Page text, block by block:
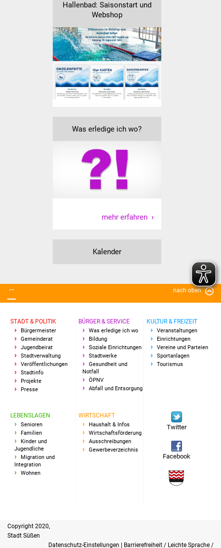
Sanierung Hallenbad
Sanierung Bizethalle
Ortsentwicklung
Presse
Bürger & Service
Lebenslagen
Formulare
Bürgerinfos
Kindergärten
Volkshochschule
Soziale Einrichtungen
Jugendhaus
Fachteam Jugend
Familienzentrum
Hallenbad: Saisonstart und
Webshop
Was erledige ich wo?
mehr erfahren
Kalender
nach oben
STADT & POLITIK
Bürgermeister
Gemeinderat
Jugendbeirat
Stadtverwaltung
Veröffentlichungen
Stadtinfo
Projekte
Presse
BÜRGER & SERVICE
Was erledige ich wo
Bildung
Soziale Einrichtungen
Stadtwerke
Gesundheit und
Notfall
ÖPNV
Abfall und Entsorgung
KULTUR & FREIZEIT
Veranstaltungen
Einrichtungen
Vereine und Parteien
Sportanlagen
Tourismus
LEBENSLAGEN
Senioren
Familien
Kinder und
Jugendliche
Migration und
Integration
Wohnen
WIRTSCHAFT
Haushalt & Infos
Wirtschaftsförderung
Ausschreibungen
Gewerbeverzeichnis
Twitter
Facebook
Copyright 2020,
Stadt Süßen
Datenschutz-Einstellungen | Barrierefreiheit / Leichte Sprache /